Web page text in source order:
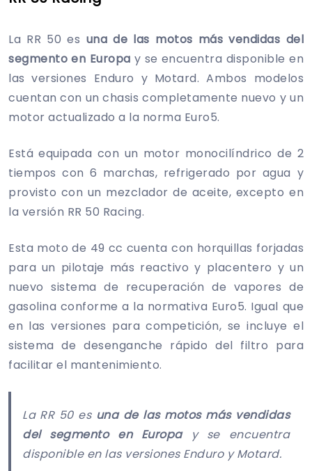
La RR 50 es una de las motos más vendidas del
segmento en Europa y se encuentra disponible en
las versiones Enduro y Motard. Ambos modelos
cuentan con un chasis completamente nuevo y un
motor actualizado a la norma Euro5.
Está equipada con un motor monocilíndrico de 2
tiempos con 6 marchas, refrigerado por agua y
provisto con un mezclador de aceite, excepto en
la versión RR 50 Racing.
Esta moto de 49 cc cuenta con horquillas forjadas
para un pilotaje más reactivo y placentero y un
nuevo sistema de recuperación de vapores de
gasolina conforme a la normativa Euro5. Igual que
en las versiones para competición, se incluye el
sistema de desenganche rápido del filtro para
facilitar el mantenimiento.
La RR 50 es una de las motos más vendidas
del segmento en Europay se encuentra
disponible en las versiones Enduro y Motard.